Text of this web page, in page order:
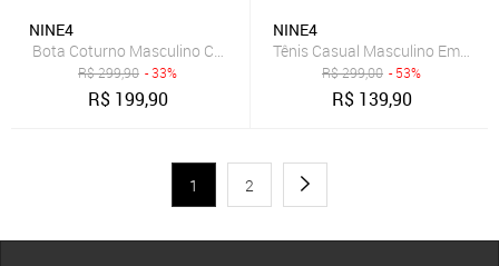
NINE4
Bota Coturno Masculino Casual Nine4 em Couro Soft Premium Café
R$299,90 - 33%
R$ 199,90
NINE4
Tênis Casual Masculino Em
R$299,00 - 53%
R$ 139,90
1 2